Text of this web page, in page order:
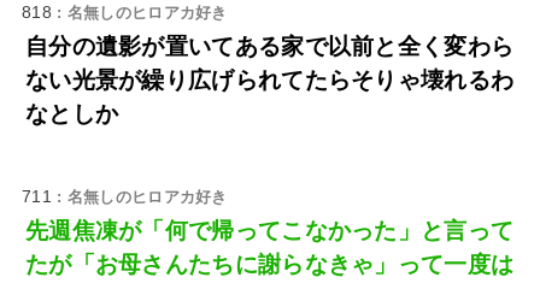
818 : 名無しのヒロアカ好き
自分の遺影が置いてある家で以前と全く変わら
ない光景が繰り広げられてたらそりゃ壊れるわ
なとしか
711 : 名無しのヒロアカ好き
先週焦凍が「何で帰ってこなかった」と言って
たが「お母さんたちに謝らなきゃ」って一度は